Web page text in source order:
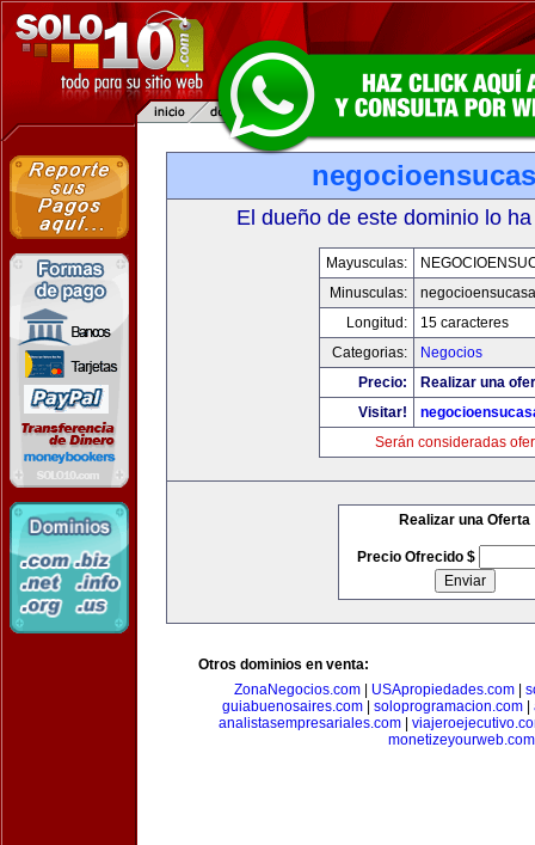
El dueño de este dominio lo
Mayusculas:
Minusculas:
Longitud:
15 caracteres
Categorias:
Negocios
Precio:
Realizar una
Visitar!
Serán consideradas
Realizar una Oferta
Precio Ofrecido $
Otros dominios en venta:
ZonaNegocios.com
USApropiedades.com
guiabuenosaires.com| soloprogramacion.com|
analistasempresariales.com
monetizeyourweb.com